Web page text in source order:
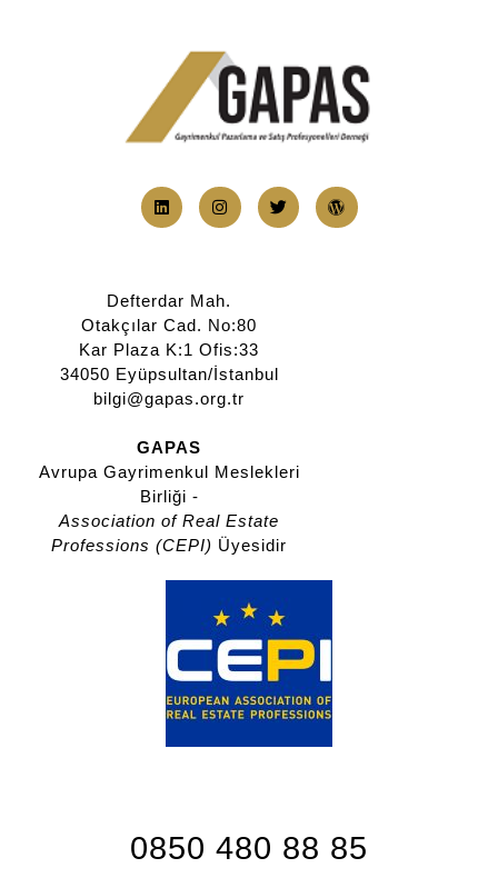
Defterdar Mah.
Otakçılar Cad. No:80
Kar Plaza K:1 Ofis:33
34050 Eyüpsultan/İstanbul
bilgi@gapas.org.tr
GAPAS
Avrupa Gayrimenkul Meslekleri
Birliği -
Association of Real Estate
Professions (CEPI) Üyesidir
0850 480 88 85